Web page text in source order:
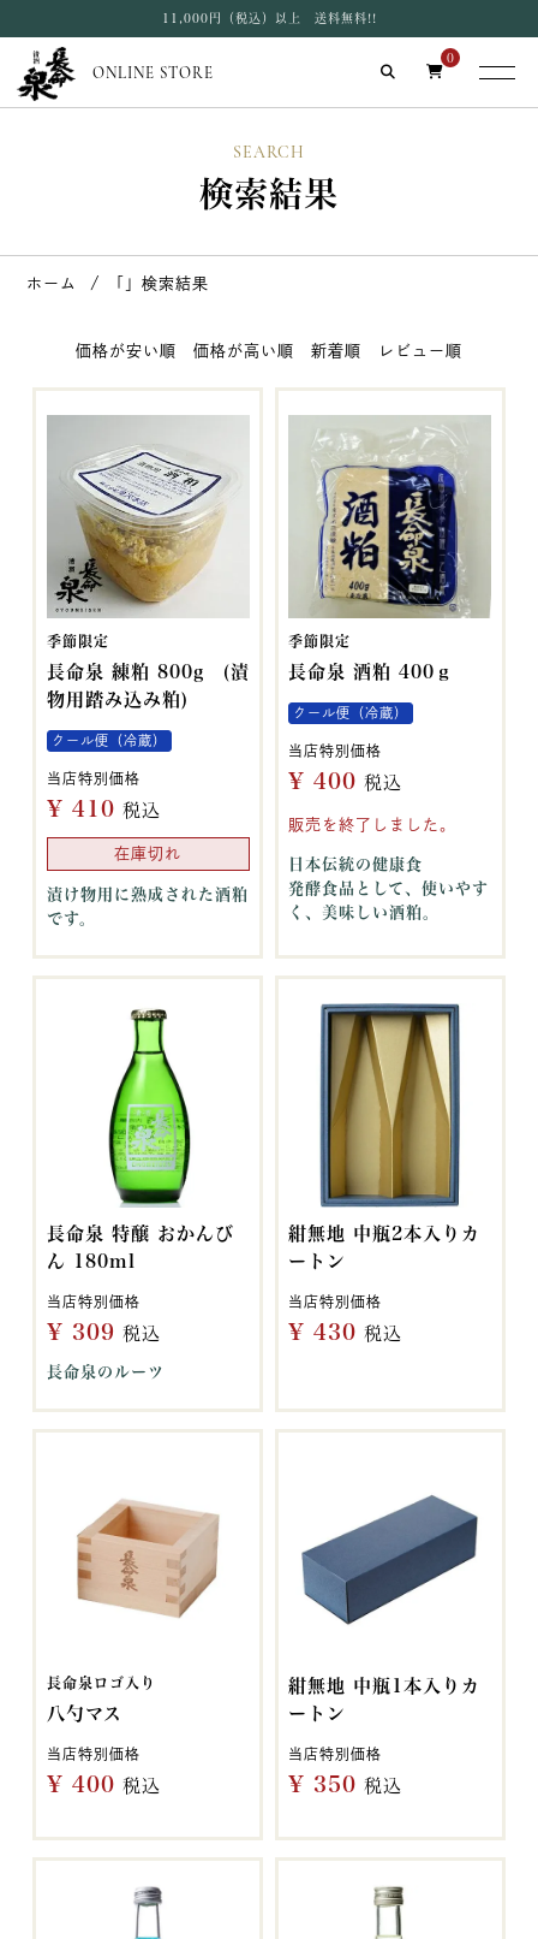
11,000円（税込）以上 送料無料!!
ONLINE STORE
0
SEARCH
検索結果
ホーム 「」検索結果
価格が安い順 価格が高い順 新着順 レビュー順
季節限定
長命泉 練粕 800g (漬
物用踏み込み粕)
クール便（冷蔵）
当店特別価格
¥ 410 税込
在庫切れ
漬け物用に熟成された酒粕
です。
季節限定
長命泉 酒粕 400ｇ
クール便（冷蔵）
当店特別価格
¥ 400 税込
販売を終了しました。
日本伝統の健康食
発酵食品として、使いやす
く、美味しい酒粕。
長命泉 特醸 おかんび
ん 180ml
当店特別価格
¥ 309 税込
長命泉のルーツ
紺無地 中瓶2本入りカ
ートン
当店特別価格
¥ 430 税込
長命泉ロゴ入り
八勺マス
当店特別価格
¥ 400 税込
紺無地 中瓶1本入りカ
ートン
当店特別価格
¥ 350 税込